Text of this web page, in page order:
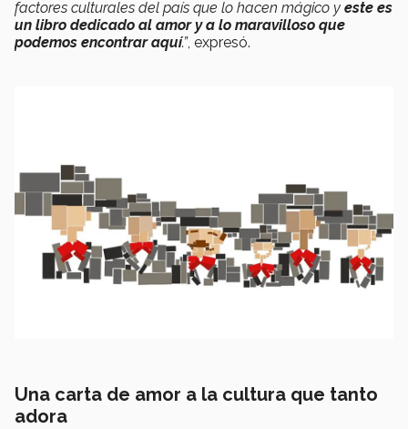
factores culturales del país que lo hacen mágico y este es
un libro dedicado al amor y a lo maravilloso que
podemos encontrar aquí.”, expresó.
Una carta de amor a la cultura que tanto
adora